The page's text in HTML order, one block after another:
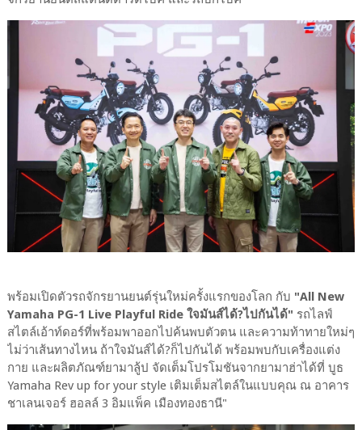
พร้อมเปิดตัวรถจักรยานยนต์รุ่นใหม่ครั้งแรกของโลก กับ "All New
Yamaha PG-1 Live Playful Ride ใจมันส์ได้?ไปกันได้" รถไลฟ์
สไตล์เอ้าท์ดอร์ที่พร้อมพาออกไปค้นพบตัวตน และความท้าทายใหม่ๆ
ไม่ว่าเส้นทางไหน ถ้าใจมันส์ได้?ก็ไปกันได้ พร้อมพบกับเครื่องแต่ง
กาย และผลิตภัณฑ์ยามาลู้ป จัดเต็มโปรโมชันจากยามาฮ่าได้ที่ บูธ
Yamaha Rev up for your style เติมเต็มสไตล์ในแบบคุณ ณ อาคาร
ชาเลนเจอร์ ฮอลล์ 3 อิมแพ็ค เมืองทองธานี"